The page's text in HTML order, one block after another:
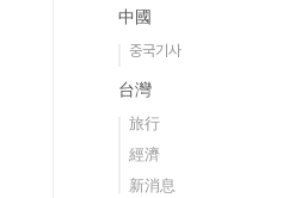
中國
중국기사
台灣
旅行
經濟
新消息